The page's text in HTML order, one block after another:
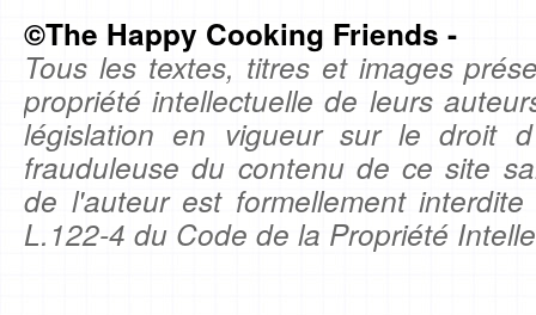
©The Happy Cooking Friends -
Tous les textes, titres et images
propriété intellectuelle de leurs
législation en vigueur sur le droit
frauduleuse du contenu de ce site
de l'auteur est formellement
L.122-4 du Code de la Propriété